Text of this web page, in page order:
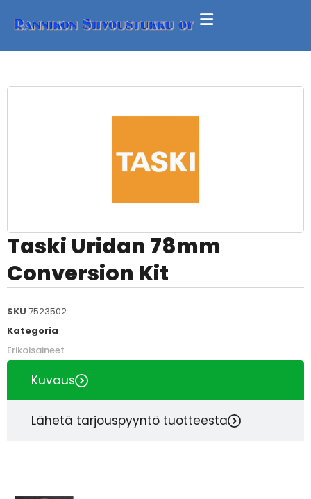
Taski Uridan 78mm
Conversion Kit
SKU 7523502
Kategoria
Erikoisaineet
Kuvaus
Lähetä tarjouspyyntö tuotteesta